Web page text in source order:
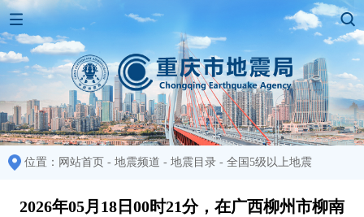
位置： 网站首页 - 地震频道 - 地震目录 - 全国5级以上地震
2026年05月18日00时21分，在广西柳州市柳南